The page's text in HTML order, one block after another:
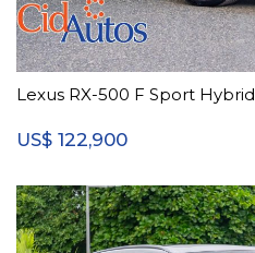
Lexus RX-500 F Sport Hybrid
US$ 122,900